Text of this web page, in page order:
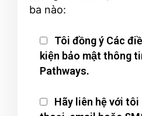
ba nào:
Tôi đồng ý Các
kiện bảo mật thông
Pathways.
Hãy liên hệ với tôi